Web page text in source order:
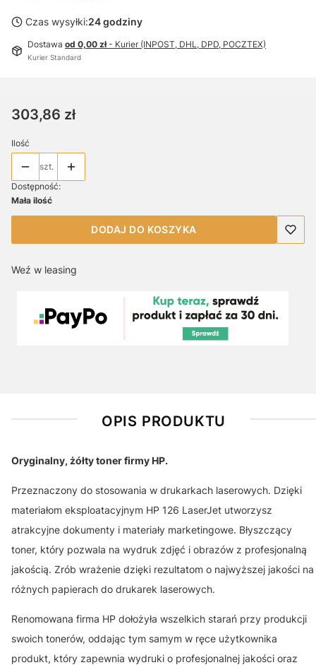
Czas wysyłki:24 godziny
Dostawa od 0,00 zł- Kurier (INPOST, DHL, DPD, POCZTEX)
Kurier Standard
Cena
303,86 zł
Ilość
szt.
Dostępność:
Mała ilość
DODAJ DO KOSZYKA
Weź w leasing
OPIS PRODUKTU
Oryginalny, żółty toner firmy HP.
Przeznaczony do stosowania w drukarkach laserowych. Dzięki
materiałom eksploatacyjnym HP 126 LaserJet utworzysz
atrakcyjne dokumenty i materiały marketingowe. Błyszczący
toner, który pozwala na wydruk zdjęć i obrazów z profesjonalną
jakością. Zrób wrażenie dzięki rezultatom o najwyższej jakości na
różnych papierach do drukarek laserowych.
Renomowana firma HP dołożyła wszelkich starań przy produkcji
swoich tonerów, oddając tym samym w ręce użytkownika
produkt, który zapewnia wydruki o profesjonalnej jakości oraz